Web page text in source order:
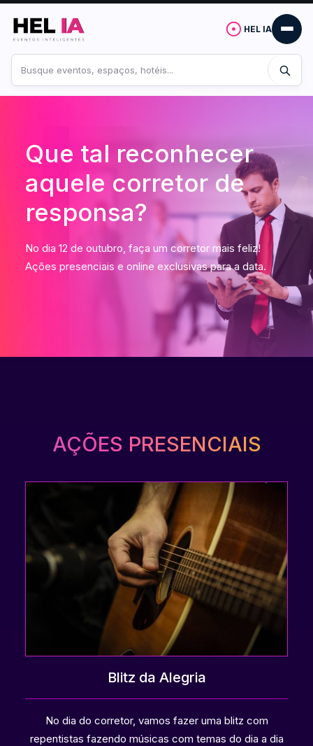
HEL IA
no
site
Que tal reconhecer
aquele corretor de
responsa?
No dia 12 de outubro, faça um corretor mais feliz!
Ações presenciais e online exclusivas para a data.
AÇÕES PRESENCIAIS
Blitz da Alegria
No dia do corretor, vamos fazer uma blitz com
repentistas fazendo músicas com temas do dia a dia